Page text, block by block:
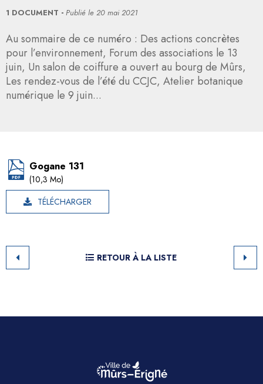
1 DOCUMENT Publié le 20 mai 2021
Au sommaire de ce numéro : Des actions concrètes
pour l’environnement, Forum des associations le 13
juin, Un salon de coiffure a ouvert au bourg de Mûrs,
Les rendez-vous de l’été du CCJC, Atelier botanique
numérique le 9 juin...
Gogane 131
(10,3 Mo)
TÉLÉCHARGER
RETOUR À LA LISTE